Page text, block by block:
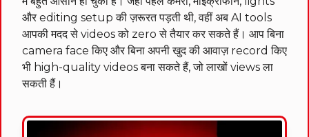
और editing setup की ज़रूरत पड़ती थी, वहीं अब AI tools
आपकी मदद से videos को zero से तैयार कर सकते हैं। आप बिना
camera face किए और बिना अपनी खुद की आवाज़ record किए
भी high-quality videos बना सकते हैं, जो लाखों views ला
सकती हैं।